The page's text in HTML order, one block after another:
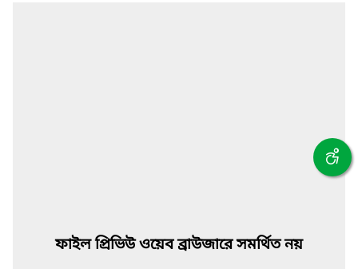
ফাইল প্রিভিউ ওয়েব ব্রাউজারে সমর্থিত নয়